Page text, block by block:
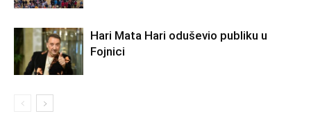
Hari Mata Hari oduševio publiku u
Fojnici